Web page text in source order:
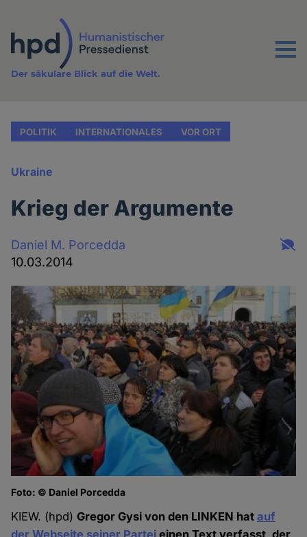
Inhalt
Menu
Der säkulare Blick auf die Welt.
POLITIK INTERNATIONALES VOR ORT
Ukraine
Krieg der Argumente
Daniel M. Porcedda
10.03.2014
Foto: © Daniel Porcedda
KIEW. (hpd)Gregor Gysi von den LINKEN hatauf